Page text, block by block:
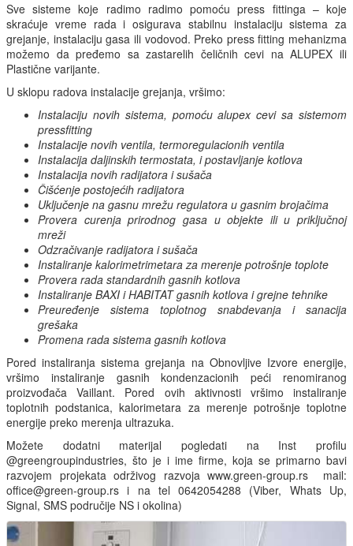
Sve sisteme koje radimo radimo pomoću press fittinga – koje
skraćuje vreme rada i osigurava stabilnu instalaciju sistema za
grejanje, instalaciju gasa ili vodovod. Preko press fitting mehanizma
možemo da pređemo sa zastarelih čeličnih cevi na ALUPEX ili
Plastične varijante.
U sklopu radova instalacije grejanja, vršimo:
Instalaciju novih sistema, pomoću alupex cevi sa sistemom
pressfitting
Instalacije novih ventila, termoregulacionih ventila
Instalacija daljinskih termostata, i postavljanje kotlova
Instalacija novih radijatora i sušača
Čišćenje postojećih radijatora
Uključenje na gasnu mrežu regulatora u gasnim brojačima
Provera curenja prirodnog gasa u objekte ili u priključnoj
mreži
Odzračivanje radijatora i sušača
Instaliranje kalorimetrimetara za merenje potrošnje toplote
Provera rada standardnih gasnih kotlova
Instaliranje BAXI i HABITAT gasnih kotlova i grejne tehnike
Preuređenje sistema toplotnog snabdevanja i sanacija
grešaka
Promena rada sistema gasnih kotlova
Pored instaliranja sistema grejanja na Obnovljive Izvore energije,
vršimo instaliranje gasnih kondenzacionih peći renomiranog
proizvođača Vaillant. Pored ovih aktivnosti vršimo instaliranje
toplotnih podstanica, kalorimetara za merenje potrošnje toplotne
energije preko merenja ultrazuka.
Možete dodatni materijal pogledati na Inst profilu
@greengroupindustries, što je i ime firme, koja se primarno bavi
razvojem projekata održivog razvoja www.green-group.rs mail:
office@green-group.rs i na tel 0642054288 (Viber, Whats Up,
Signal, SMS područije NS i okolina)